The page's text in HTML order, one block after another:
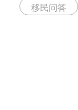
移民问答